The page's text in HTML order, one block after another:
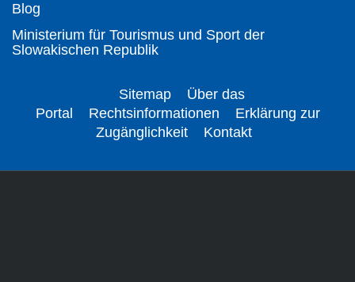
Blog
Ministerium für Tourismus und Sport der
Slowakischen Republik
Sitemap
Über das
Portal
Rechtsinformationen
Erklärung zur
Zugänglichkeit
Kontakt